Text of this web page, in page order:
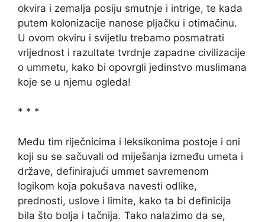
okvira i zemalja posiju smutnje i intrige, te kada
putem kolonizacije nanose pljačku i otimačinu.
U ovom okviru i svijetlu trebamo posmatrati
vrijednost i razultate tvrdnje zapadne civilizacije
o ummetu, kako bi opovrgli jedinstvo muslimana
koje se u njemu ogleda!
* * *
Među tim riječnicima i leksikonima postoje i oni
koji su se sačuvali od miješanja između umeta i
države, definirajući ummet savremenom
logikom koja pokušava navesti odlike,
prednosti, uslove i limite, kako ta bi definicija
bila što bolja i tačnija. Tako nalazimo da se,